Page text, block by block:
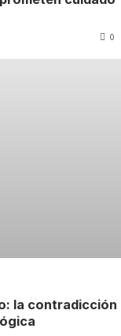
0
la contradicción